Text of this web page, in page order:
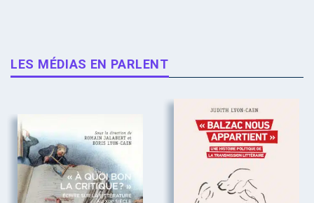
LES MÉDIAS EN PARLENT